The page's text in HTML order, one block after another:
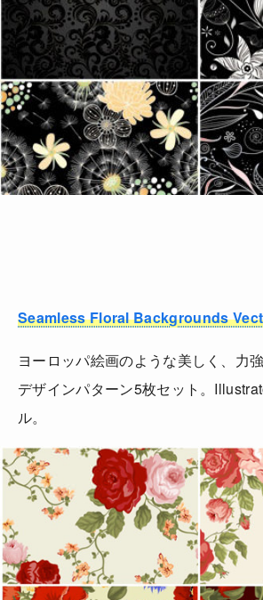
Seamless Floral Backgrounds
ヨーロッパ絵画のような美しく、力
デザインパターン5枚セット。
ル。